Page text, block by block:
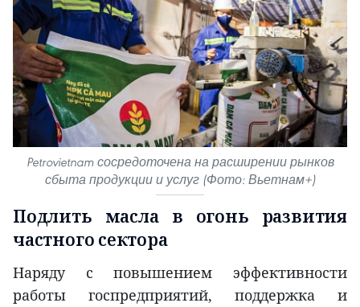
Petrovietnam сосредоточена на расширении рынков
сбыта продукции и услуг (Фото: Вьетнам+)
Подлить масла в огонь развития
частного сектора
Наряду с повышением эффективности
работы госпредприятий, поддержка и